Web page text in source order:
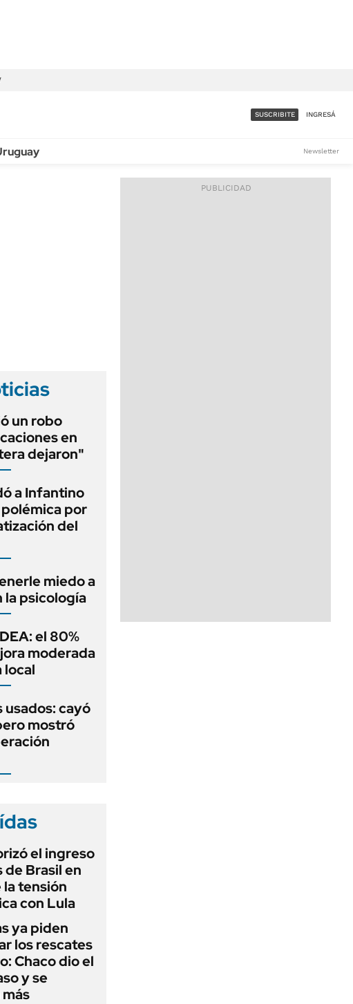
ACCESO FULL - $1.800/MES
SUSCRIBITE INGRESÁ
Newsletter
un robo
en
dejaron"
a Infantino
por
del
miedo a
la psicología
el 80%
moderada
local
usados: cayó
mostró
el ingreso
Brasil en
tensión
con Lula
ya piden
los rescates
Chaco dio el
y se